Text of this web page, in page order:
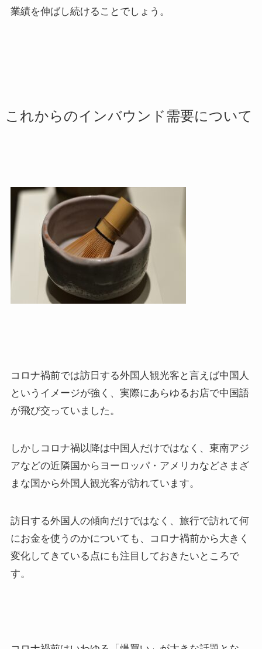
業績を伸ばし続けることでしょう。
これからのインバウンド需要について
コロナ禍前では訪日する外国人観光客と言えば中国人
というイメージが強く、実際にあらゆるお店で中国語
が飛び交っていました。
しかしコロナ禍以降は中国人だけではなく、東南アジ
アなどの近隣国からヨーロッパ・アメリカなどさまざ
まな国から外国人観光客が訪れています。
訪日する外国人の傾向だけではなく、旅行で訪れて何
にお金を使うのかについても、コロナ禍前から大きく
変化してきている点にも注目しておきたいところで
す。